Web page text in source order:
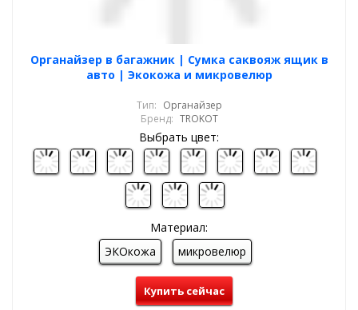
Органайзер в багажник | Сумка саквояж ящик в
авто | Экокожа и микровелюр
Тип: Органайзер
Бренд: TROKOT
Выбрать цвет:
Материал:
ЭКОкожа
микровелюр
Купить сейчас